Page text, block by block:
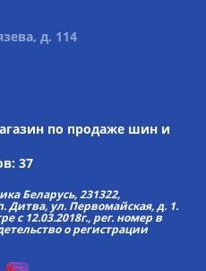
д. 114
по продаже шин и
37
Беларусь, 231322,
Дитва, ул. Первомайская, д. 1.
с 12.03.2018г., рег. номер в
о регистрации